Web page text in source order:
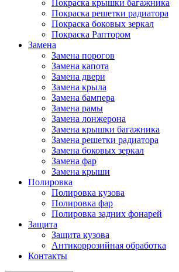
Покраска крышки багажника
Покраска решетки радиатора
Покраска боковых зеркал
Покраска Раптором
Замена
Замена порогов
Замена капота
Замена двери
Замена крыла
Замена бампера
Замена рамы
Замена лонжерона
Замена крышки багажника
Замена решетки радиатора
Замена боковых зеркал
Замена фар
Замена крыши
Полировка
Полировка кузова
Полировка фар
Полировка задних фонарей
Защита
Защита кузова
Антикоррозийная обработка
Контакты